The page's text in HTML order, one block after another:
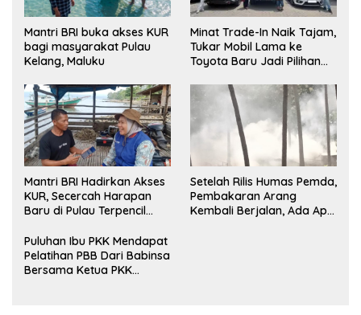
Mantri BRI buka akses KUR
bagi masyarakat Pulau
Kelang, Maluku
Minat Trade-In Naik Tajam,
Tukar Mobil Lama ke
Toyota Baru Jadi Pilihan
Mantri BRI Hadirkan Akses
KUR, Secercah Harapan
Baru di Pulau Terpencil
Setelah Rilis Humas Pemda,
Pembakaran Arang
Kembali Berjalan, Ada Apa
Puluhan Ibu PKK Mendapat
Pelatihan PBB Dari Babinsa
Bersama Ketua PKK